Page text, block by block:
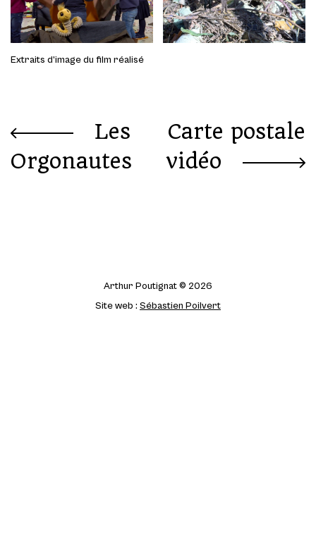
Extraits d’image du film réalisé
Les
Orgonautes
Carte postale
vidéo
Arthur Poutignat © 2026
Site web : Sébastien Poilvert